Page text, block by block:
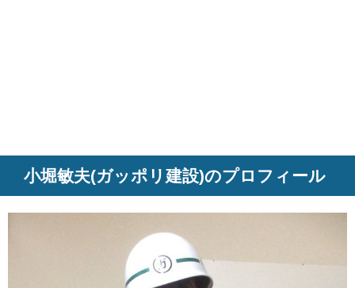
小堀敏夫(ガッポリ建設)のプロフィール